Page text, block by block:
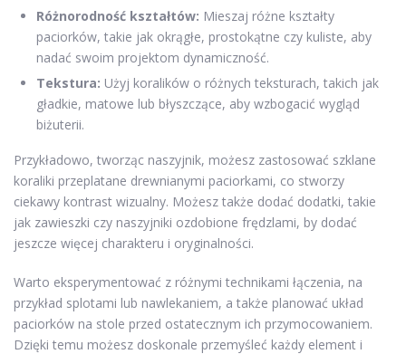
Różnorodność kształtów: Mieszaj różne kształty
paciorków, takie jak okrągłe, prostokątne czy kuliste, aby
nadać swoim projektom dynamiczność.
Tekstura: Użyj koralików o różnych teksturach, takich jak
gładkie, matowe lub błyszczące, aby wzbogacić wygląd
biżuterii.
Przykładowo, tworząc naszyjnik, możesz zastosować szklane
koraliki przeplatane drewnianymi paciorkami, co stworzy
ciekawy kontrast wizualny. Możesz także dodać dodatki, takie
jak zawieszki czy naszyjniki ozdobione frędzlami, by dodać
jeszcze więcej charakteru i oryginalności.
Warto eksperymentować z różnymi technikami łączenia, na
przykład splotami lub nawlekaniem, a także planować układ
paciorków na stole przed ostatecznym ich przymocowaniem.
Dzięki temu możesz doskonale przemyśleć każdy element i